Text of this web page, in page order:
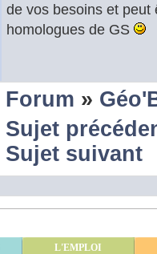
de vos besoins et peut
homologues de GS
Forum »
Sujet
Sujet suivant
L'EMPLOI